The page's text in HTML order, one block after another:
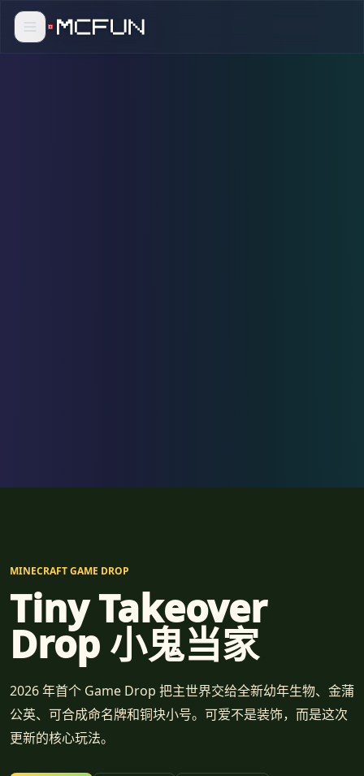
MINECRAFT GAME DROP
Tiny Takeover
Drop 小鬼当家
2026 年首个 Game Drop 把主世界交给全新幼年生物、金蒲
公英、可合成命名牌和铜块小号。可爱不是装饰，而是这次
更新的核心玩法。